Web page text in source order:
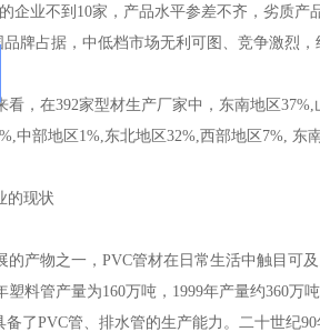
企业不到10家，产品水平参差不齐，劣质
牌占据，中低档市场无利可图、竞争激烈，
，在392家型材生产厂家中，东南地区37%,
中部地区1%,东北地区32%,西部地区7%, 东
的现状
产物之一，PVC管材在日常生活中触目可及
塑料管产量为160万吨，1999年产量约360
备了PVC管、排水管的生产能力。二十世纪